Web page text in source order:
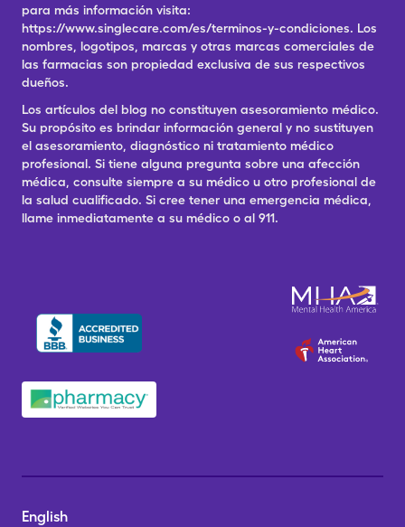
para más información visita:
https://www.singlecare.com/es/terminos-y-condiciones. Los
nombres, logotipos, marcas y otras marcas comerciales de
las farmacias son propiedad exclusiva de sus respectivos
dueños.
Los artículos del blog no constituyen asesoramiento médico.
Su propósito es brindar información general y no sustituyen
el asesoramiento, diagnóstico ni tratamiento médico
profesional. Si tiene alguna pregunta sobre una afección
médica, consulte siempre a su médico u otro profesional de
la salud cualificado. Si cree tener una emergencia médica,
llame inmediatamente a su médico o al 911.
English